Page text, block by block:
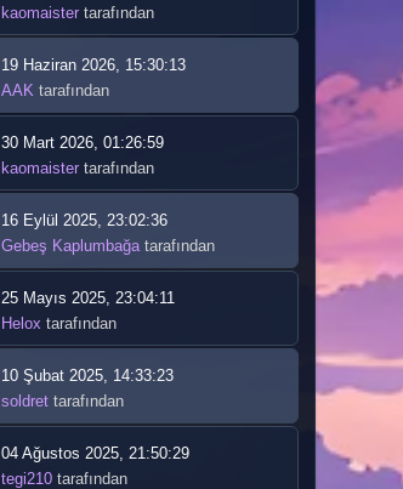
kaomaister tarafından
19 Haziran 2026, 15:30:13
AAK tarafından
30 Mart 2026, 01:26:59
kaomaister tarafından
16 Eylül 2025, 23:02:36
Gebeş Kaplumbağa tarafından
25 Mayıs 2025, 23:04:11
Helox tarafından
10 Şubat 2025, 14:33:23
soldret tarafından
04 Ağustos 2025, 21:50:29
tegi210 tarafından